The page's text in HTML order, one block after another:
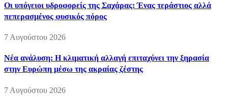
Οι υπόγειοι υδροφορείς της Σαχάρας: Ένας τεράστιος αλλά
πεπερασμένος φυσικός πόρος
7 Αυγούστου 2026
Νέα ανάλυση: Η κλιματική αλλαγή επιταχύνει την ξηρασία
στην Ευρώπη μέσω της ακραίας ζέστης
7 Αυγούστου 2026